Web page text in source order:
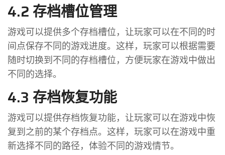
4.2 存档槽位管理
游戏可以提供多个存档槽位，让玩家可以在不同的时
间点保存不同的游戏进度。这样，玩家可以根据需要
随时切换到不同的存档槽位，方便玩家在游戏中做出
不同的选择。
4.3 存档恢复功能
游戏可以提供存档恢复功能，让玩家可以在游戏中恢
复到之前的某个存档点。这样，玩家可以在游戏中重
新选择不同的路径，体验不同的游戏情节。